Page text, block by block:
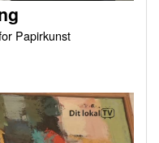
Papirkunst